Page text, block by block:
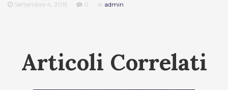
Settembre 4, 2015 0 di admin
Articoli Correlati